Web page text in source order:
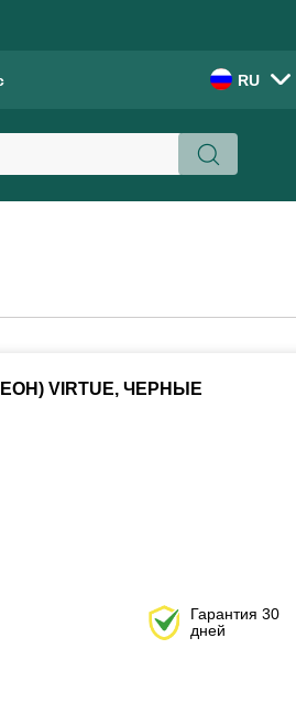
RU
VIRTUE, ЧЕРНЫЕ
Гарантия 30
дней